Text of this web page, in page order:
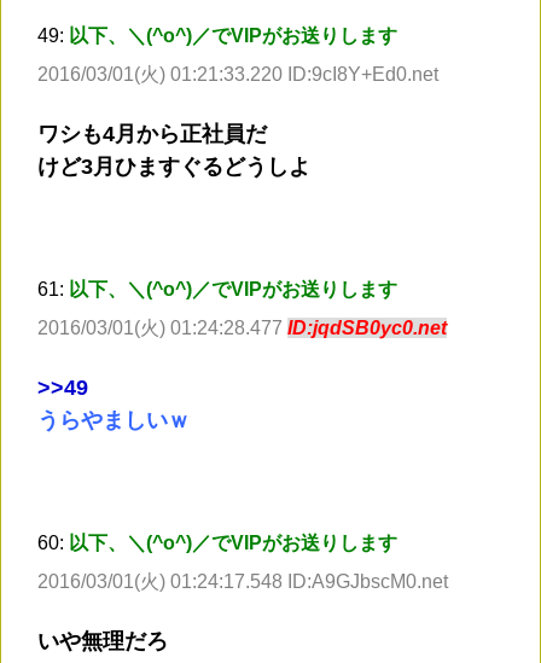
49: 以下、＼(^o^)／でVIPがお送りします
2016/03/01(火) 01:21:33.220 ID:9cI8Y+Ed0.net
ワシも4月から正社員だ
けど3月ひますぐるどうしよ
61: 以下、＼(^o^)／でVIPがお送りします
2016/03/01(火) 01:24:28.477 ID:jqdSB0yc0.net
>>49
うらやましいｗ
60: 以下、＼(^o^)／でVIPがお送りします
2016/03/01(火) 01:24:17.548 ID:A9GJbscM0.net
いや無理だろ